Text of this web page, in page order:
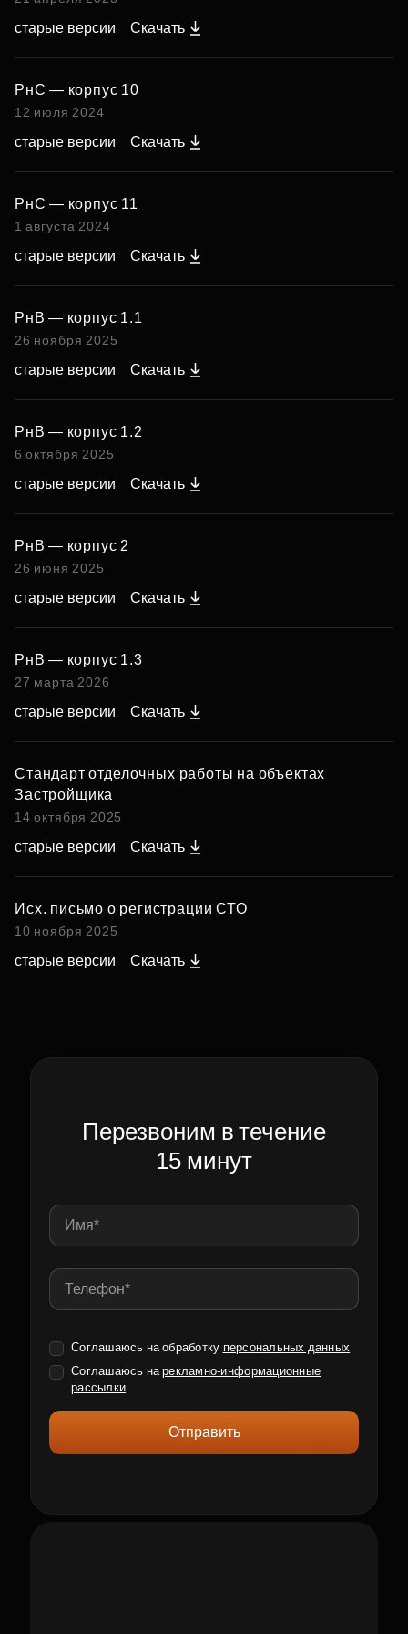
старые версии Скачать
РнС — корпус 10
12 июля 2024
старые версии Скачать
РнС — корпус 11
1 августа 2024
старые версии Скачать
РнВ — корпус 1.1
26 ноября 2025
старые версии Скачать
РнВ — корпус 1.2
6 октября 2025
старые версии Скачать
РнВ — корпус 2
26 июня 2025
старые версии Скачать
РнВ — корпус 1.3
27 марта 2026
старые версии Скачать
Стандарт отделочных работы на объектах
Застройщика
14 октября 2025
старые версии Скачать
Исх. письмо о регистрации СТО
10 ноября 2025
старые версии Скачать
Перезвоним в течение
15 минут
Соглашаюсь на обработку персональных данных
Соглашаюсь нарекламно-информационные
рассылки
Отправить